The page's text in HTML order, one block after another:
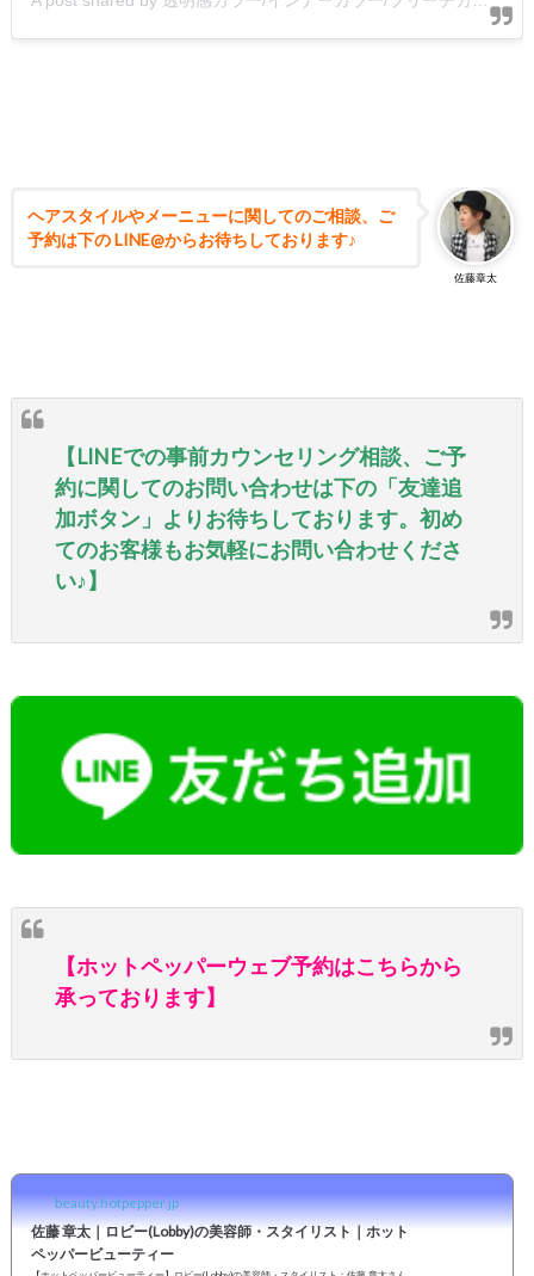
佐藤章太
ヘアスタイルやメーニューに関してのご相談、ご
予約は下の LINE@からお待ちしております♪
【LINEでの事前カウンセリング相談、ご予
約に関してのお問い合わせは下の「友達追
加ボタン」よりお待ちしております。初め
てのお客様もお気軽にお問い合わせくださ
い♪】
【ホットペッパーウェブ予約はこちらから
承っております】
beauty.hotpepper.jp
佐藤 章太｜ロビー(Lobby)の美容師・スタイリスト｜ホット
ペッパービューティー